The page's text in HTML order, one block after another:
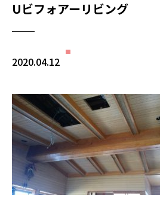
Uビフォアーリビング
2020.04.12